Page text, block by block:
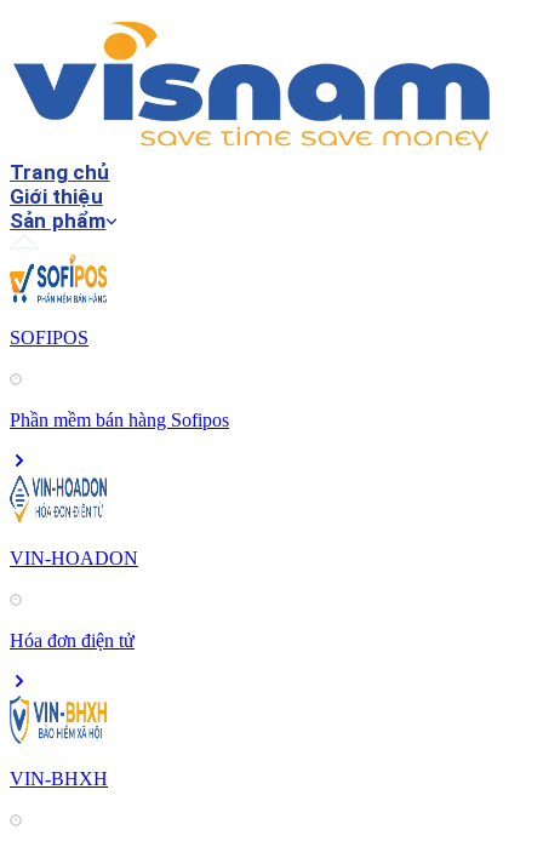
Trang chủ
Giới thiệu
Sản phẩm
SOFIPOS
Phần mềm bán hàng Sofipos
VIN-HOADON
Hóa đơn điện tử
VIN-BHXH